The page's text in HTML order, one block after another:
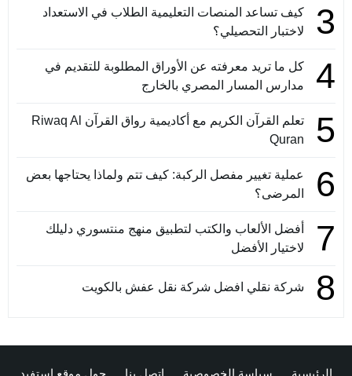
3
كيف تساعد المنصات التعليمية الطلاب في الاستعداد
لاختبار التحصيلي؟
4
كل ما تريد معرفته عن الأوراق المطلوبة للتقديم في
مدارس المسار المصري بالخارج
5
تعلم القرآن الكريم مع أكاديمية رواق القرآن Riwaq Al
Quran
6
عملية تغيير مفصل الركبة: كيف تتم ولماذا يحتاجها بعض
المرضى؟
7
أفضل الألعاب والكتب لتطبيق منهج منتسوري دليلك
لاختيار الأفضل
8 شركة نقلي افضل شركة نقل عفش بالكويت
الرئيسية سياسة الخصوصية اتصل بنا حول موقع استفيد